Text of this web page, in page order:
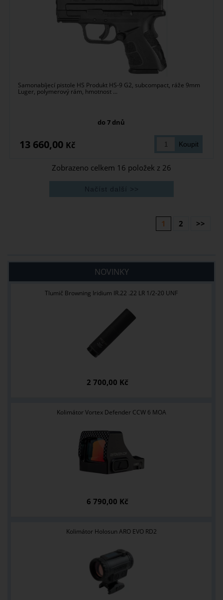
Samonabíjecí pistole HS Produkt HS-9 G2, subcompact, ráže 9mm
Luger, polymerový rám, hmotnost ...
do 7 dnů
13 660,00 Kč
Zobrazeno celkem 16 položek z 26
1 2 >>
NOVINKY
Tlumič Browning Iridium IR.22 .22 LR 1/2-20 UNF
2 700,00 Kč
Kolimátor Vortex Defender CCW 6 MOA
6 790,00 Kč
Kolimátor Holosun ARO EVO RD2